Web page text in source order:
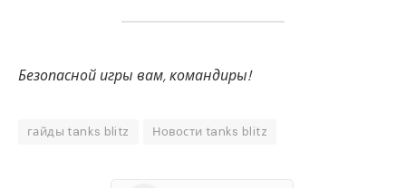
Безопасной игры вам, командиры!
гайды tanks blitz Новости tanks blitz